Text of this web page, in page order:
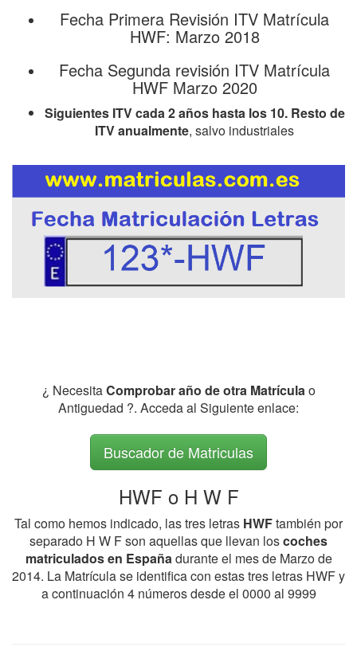
Fecha Primera Revisión ITV Matrícula
HWF: Marzo 2018
Fecha Segunda revisión ITV Matrícula
HWF Marzo 2020
Siguientes ITV cada 2 años hasta los 10. Resto de
ITV anualmente, salvo industriales
¿ NecesitaComprobar año de otra Matrículao
Antiguedad ?. Acceda al Siguiente enlace:
Buscador de Matriculas
HWF o H W F
Tal como hemos indicado, las tres letras HWFtambién por
separado H W F son aquellas que llevan loscoches
matriculados en Españadurante el mes de Marzo de
2014. La Matrícula se identifica con estas tres letras HWF y
a continuación 4 números desde el 0000 al 9999